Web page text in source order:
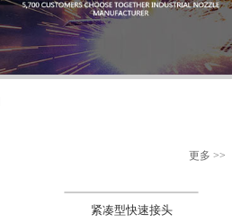
更多 >>
紧凑型快速接头